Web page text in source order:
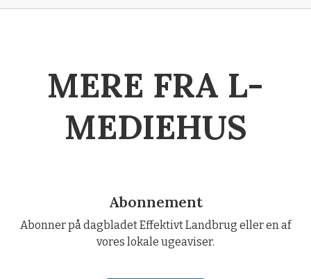
MERE FRA L-
MEDIEHUS
Abonnement
Abonner på dagbladet Effektivt Landbrug eller en af
vores lokale ugeaviser.